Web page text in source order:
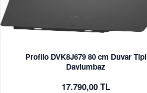
Profilo DVK8J679 80 cm Duvar Tipi
Davlumbaz
17.790,00 TL